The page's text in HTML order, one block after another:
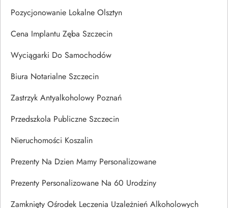
Pozycjonowanie Lokalne Olsztyn
Cena Implantu Zęba Szczecin
Wyciągarki Do Samochodów
Biura Notarialne Szczecin
Zastrzyk Antyalkoholowy Poznań
Przedszkola Publiczne Szczecin
Nieruchomości Koszalin
Prezenty Na Dzien Mamy Personalizowane
Prezenty Personalizowane Na 60 Urodziny
Zamknięty Ośrodek Leczenia Uzależnień Alkoholowych